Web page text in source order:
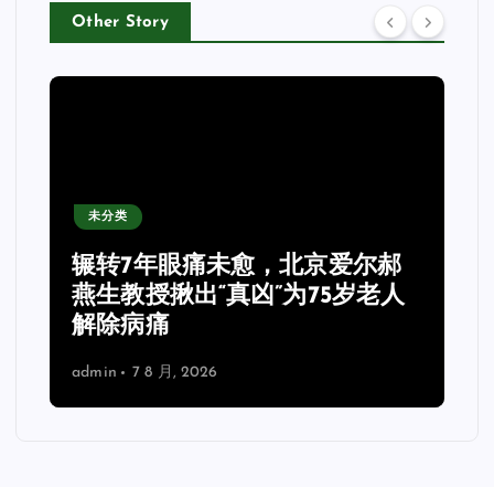
Other Story
未分类
辗转7年眼痛未愈，北京爱尔郝
燕生教授揪出“真凶”为75岁老人
解除病痛
admin 7 8 月, 2026